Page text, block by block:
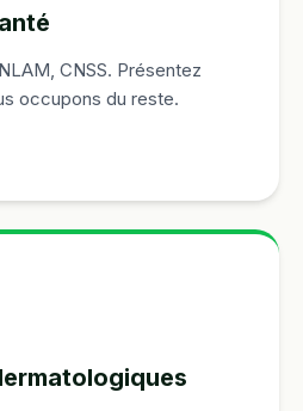
CNSS. Présentez
occupons du reste.